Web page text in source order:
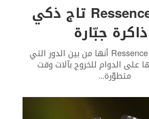
Ressence Type 2 تاج ذكي
جبّارة
معروف عن دار Ressence أنها من بين الدور التي
على الدوام للخروج بآلات وقت
متطوّرة...